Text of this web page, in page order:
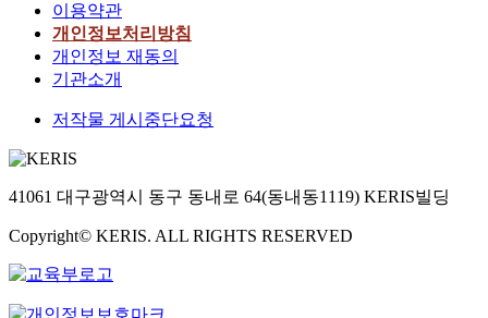
이용약관
개인정보처리방침
개인정보 재동의
기관소개
저작물 게시중단요청
41061 대구광역시 동구 동내로 64(동내동1119) KERIS빌딩
Copyright© KERIS. ALL RIGHTS RESERVED